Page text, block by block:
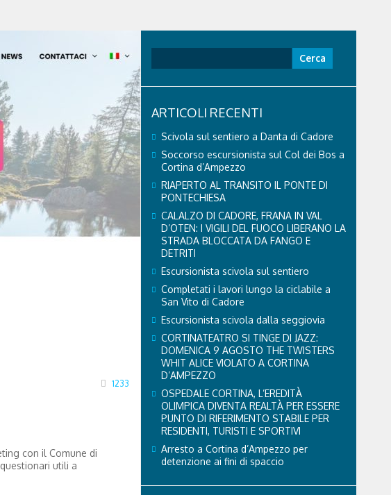
1233
con il Comune di
utili a
ARTICOLI RECENTI
Scivola sul sentiero a Danta di Cadore
Soccorso escursionista sul Col dei Bos a
Cortina d’Ampezzo
RIAPERTO AL TRANSITO IL PONTE DI
PONTECHIESA
CALALZO DI CADORE, FRANA IN VAL
D’OTEN: I VIGILI DEL FUOCO LIBERANO LA
STRADA BLOCCATA DA FANGO E
DETRITI
Escursionista scivola sul sentiero
Completati i lavori lungo la ciclabile a
San Vito di Cadore
Escursionista scivola dalla seggiovia
CORTINATEATRO SI TINGE DI JAZZ:
DOMENICA 9 AGOSTO THE TWISTERS
WHIT ALICE VIOLATO A CORTINA
D’AMPEZZO
OSPEDALE CORTINA, L’EREDITÀ
OLIMPICA DIVENTA REALTÀ PER ESSERE
PUNTO DI RIFERIMENTO STABILE PER
RESIDENTI, TURISTI E SPORTIVI
Arresto a Cortina d’Ampezzo per
detenzione ai fini di spaccio